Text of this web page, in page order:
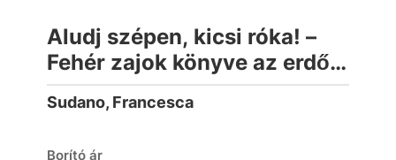
Aludj szépen, kicsi róka! –
Fehér zajok könyve az erdő
lágy hangjaival a nyugodt
elalvásért (lapozó)
Sudano, Francesca
Borító ár